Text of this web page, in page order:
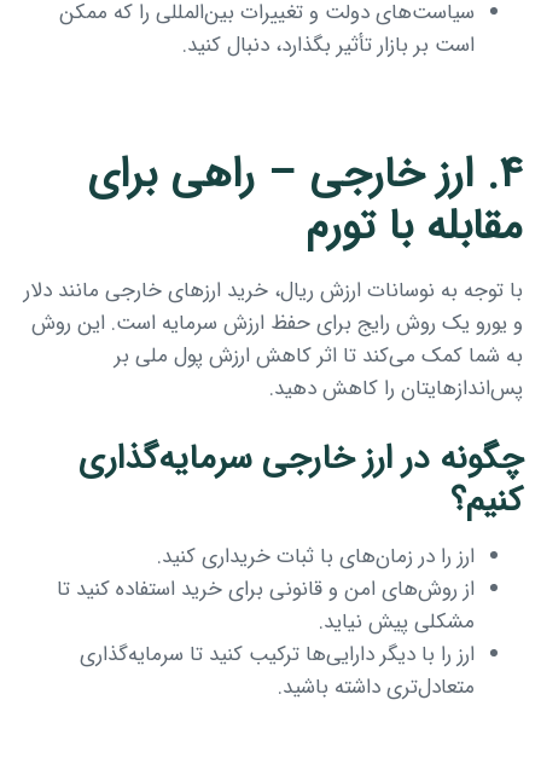
سیاست‌های دولت و تغییرات بین‌المللی را که ممکن
است بر بازار تأثیر بگذارد، دنبال کنید.
۴. ارز خارجی – راهی برای
مقابله با تورم
با توجه به نوسانات ارزش ریال، خرید ارزهای خارجی مانند دلار
و یورو یک روش رایج برای حفظ ارزش سرمایه است. این روش
به شما کمک می‌کند تا اثر کاهش ارزش پول ملی بر
پس‌اندازهایتان را کاهش دهید.
چگونه در ارز خارجی سرمایه‌گذاری
کنیم؟
ارز را در زمان‌های با ثبات خریداری کنید.
از روش‌های امن و قانونی برای خرید استفاده کنید تا
مشکلی پیش نیاید.
ارز را با دیگر دارایی‌ها ترکیب کنید تا سرمایه‌گذاری
متعادل‌تری داشته باشید.